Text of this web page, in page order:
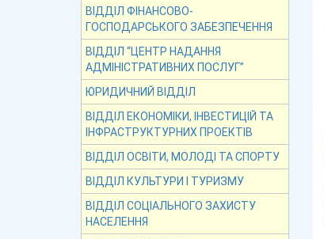
ВІДДІЛ ФІНАНСОВО-
ГОСПОДАРСЬКОГО ЗАБЕЗПЕЧЕННЯ
ВІДДІЛ “ЦЕНТР НАДАННЯ
АДМІНІСТРАТИВНИХ ПОСЛУГ”
ЮРИДИЧНИЙ ВІДДІЛ
ВІДДІЛ ЕКОНОМІКИ, ІНВЕСТИЦІЙ ТА
ІНФРАСТРУКТУРНИХ ПРОЕКТІВ
ВІДДІЛ ОСВІТИ, МОЛОДІ ТА СПОРТУ
ВІДДІЛ КУЛЬТУРИ І ТУРИЗМУ
ВІДДІЛ СОЦІАЛЬНОГО ЗАХИСТУ
НАСЕЛЕННЯ